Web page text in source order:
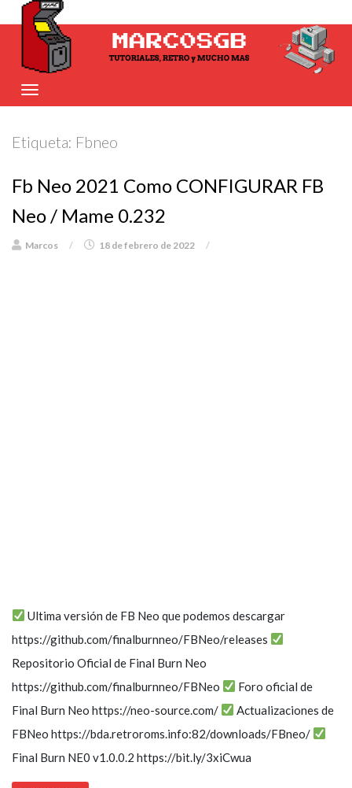
Etiqueta: Fbneo
Fb Neo 2021 Como CONFIGURAR FB
Neo / Mame 0.232
Marcos / 18 de febrero de 2022 /
Ultima versión de FB Neo que podemos descargar
https://github.com/finalburnneo/FBNeo/releases
Repositorio Oficial de Final Burn Neo
https://github.com/finalburnneo/FBNeo
Foro oficial de
Final Burn Neo https://neo-source.com/
Actualizaciones de
FBNeo https://bda.retroroms.info:82/downloads/FBneo/
Final Burn NE0 v1.0.0.2 https://bit.ly/3xiCwua